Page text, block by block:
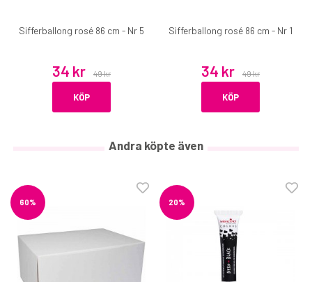
Sifferballong rosé 86 cm - Nr 5
34 kr 49 kr
KÖP
Sifferballong rosé 86 cm - Nr 1
34 kr 49 kr
KÖP
Andra köpte även
60% 20%